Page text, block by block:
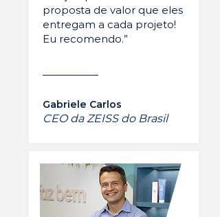
proposta de valor que eles
entregam a cada projeto!
Eu recomendo.”
Gabriele Carlos
CEO da ZEISS do Brasil